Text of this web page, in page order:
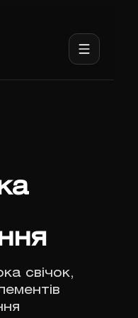
свічок,